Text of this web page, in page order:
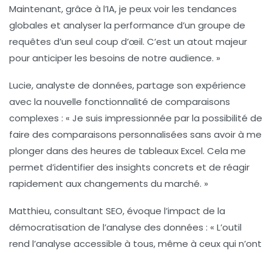
Maintenant, grâce à l’IA, je peux voir les tendances
globales et analyser la performance d’un groupe de
requêtes d’un seul coup d’œil. C’est un atout majeur
pour anticiper les besoins de notre audience. »
Lucie, analyste de données, partage son expérience
avec la nouvelle fonctionnalité de comparaisons
complexes : « Je suis impressionnée par la possibilité de
faire des comparaisons personnalisées sans avoir à me
plonger dans des heures de tableaux Excel. Cela me
permet d’identifier des insights concrets et de réagir
rapidement aux changements du marché. »
Matthieu, consultant SEO, évoque l’impact de la
démocratisation de l’analyse des données : « L’outil
rend l’analyse accessible à tous, même à ceux qui n’ont